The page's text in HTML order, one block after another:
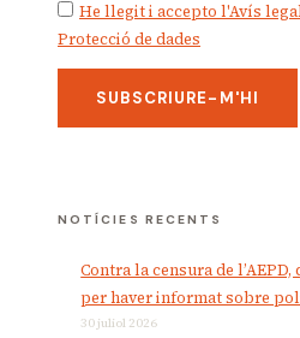
He llegit i accepto l'Avís
Protecció de dades
NOTÍCIES RECENTS
Contra la censura de l’AEPD,
per haver informat sobre
30 juliol 2026